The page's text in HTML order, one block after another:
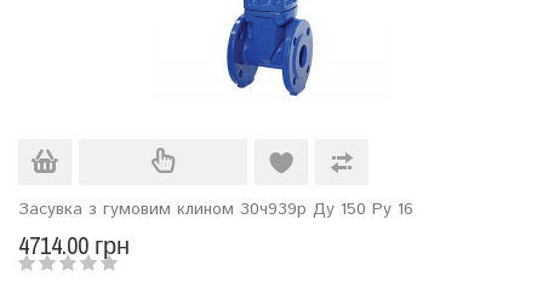
Засувка з гумовим клином 30ч939р Ду 150 Ру 16
4714.00 грн